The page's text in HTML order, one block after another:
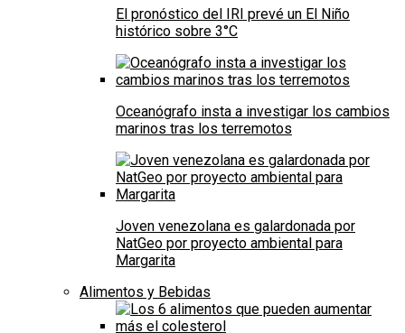
El pronóstico del IRI prevé un El Niño
histórico sobre 3°C
Oceanógrafo insta a investigar los cambios
marinos tras los terremotos
Joven venezolana es galardonada por
NatGeo por proyecto ambiental para
Margarita
Alimentos y Bebidas